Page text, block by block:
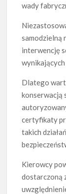
wady
samodzielną
interwencję
Dlatego
konserwacją
certyfikaty
takich
Kierowcy
dostarczoną